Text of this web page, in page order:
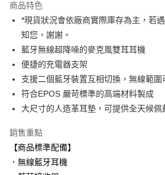
合作金庫商業銀行
華南商業銀行
彰化
上海商業儲蓄銀行
國泰世華商業銀行
兆豐國
臺灣中小企業銀行
匯豐（台灣）商業銀行
華泰
聯邦商業銀行
遠東
元大商業銀行
永豐商
玉山商業銀行
星展（
台灣樂天信用卡公司
6 期 0 利率 每期
華南商業銀行
上海商業儲蓄銀行
台北富
國泰世華商業銀行
臺灣中小企業銀行
台中
匯豐（台灣）商業銀行
華泰商
聯邦商業銀行
遠東
元大商業銀行
永豐
玉山商業銀行
台灣樂天信用卡公司
12 期 0 利率 每期 NT$802
合作金庫商業銀行
第一商
上海商業儲蓄銀行
國泰世華商業銀行
兆豐國
臺灣中小企業銀行
台中商
匯豐（台灣）商業銀行
華泰
元大商業銀行
玉山商業銀行
台新國際商業銀行
超商取貨付款
LINE Pay
Apple Pay
街口支付
悠遊付
Google Pay
商品特色
*現貨狀況會依廠商實際庫存為主，若
知您，謝謝。
藍牙無線超降噪的麥克風雙耳耳機
便捷的充電器支架
支援二個藍牙裝置互相切換，無線範圍
符合EPOS 嚴苛標準的高端材料製成
大尺寸的人造革耳墊，可提供全天候佩
銷售重點
【商品標準配備】
．無線藍牙耳機